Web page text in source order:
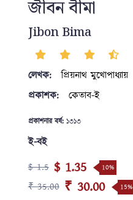
জীবন বীমা
Jibon Bima
লেখক:
প্রিয়নাথ মুখোপাধ্যায়
প্রকাশক:
কেতাব-ই
প্রকাশনার বর্ষ:১৩১৩
ই-বই
$ 1.5 $ 1.35 10%
₹ 35.00 ₹ 30.00 15%